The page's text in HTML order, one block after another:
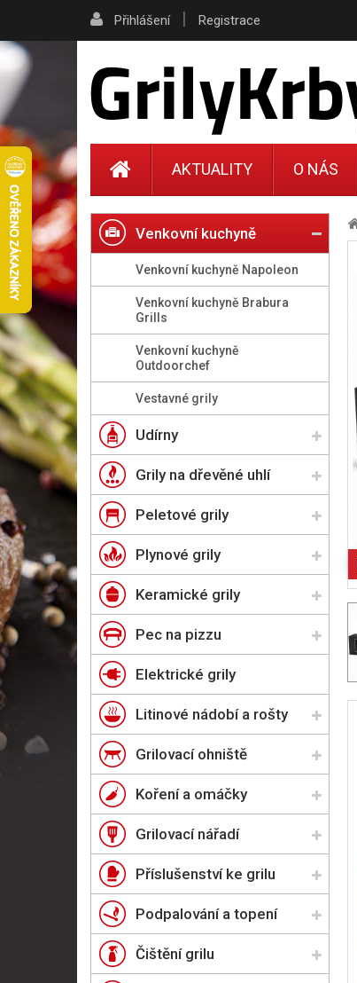
Venkovní kuchyně
Venkovní kuchyně Napoleon
Venkovní kuchyně Brabura
Grills
Venkovní kuchyně
Outdoorchef
Vestavné grily
Udírny
Grily na dřevěné uhlí
Peletové grily
Plynové grily
Keramické grily
Pec na pizzu
Elektrické grily
Litinové nádobí a rošty
Grilovací ohniště
Koření a omáčky
Grilovací nářadí
Příslušenství ke grilu
Podpalování a topení
Čištění grilu
Přihlášení | Registrace
AKTUALITY O NÁS